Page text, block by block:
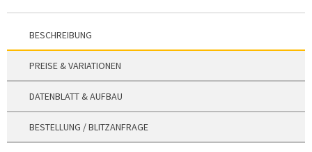
BESCHREIBUNG
PREISE & VARIATIONEN
DATENBLATT & AUFBAU
BESTELLUNG / BLITZANFRAGE